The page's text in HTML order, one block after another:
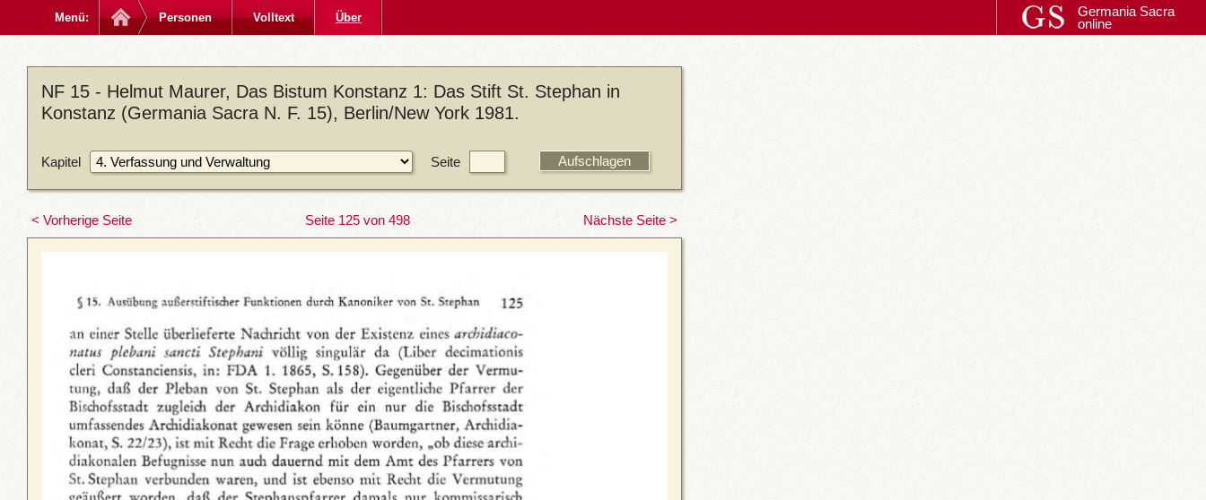
Menü: Personen Volltext Über
Germania Sacra
online
NF 15 - Helmut Maurer, Das Bistum Konstanz 1: Das Stift St. Stephan in
Konstanz (Germania Sacra N. F. 15), Berlin/New York 1981.
Kapitel Seite
< Vorherige Seite Seite 125 von 498 Nächste Seite >